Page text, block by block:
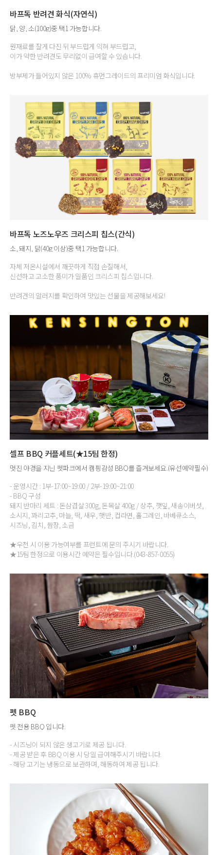
바프독 반려견 화식(자연식)
닭, 양, 소(100g)중 택1 가능합니다.
원재료를 잘게 다진 뒤 부드럽게 익혀 부드럽고,
이가 약한 반려견도 무리없이 급여할 수 있습니다.
방부제가 들어있지 않은 100% 휴먼그레이드의 프리미엄 화식입니다.
바프독 노즈노우즈 크리스피 칩스(간식)
소, 돼지, 닭(40g 이상)중 택1 가능합니다.
자체 저온시설에서 깨끗하게 직접 손질해서,
신선하고 고소한 풍미가 일품인 크리스피 칩스입니다.
반려견의 알러지를 확인하여 맛있는 선물을 제공해보세요!
셀프 BBQ 커플세트(★15팀 한정)
멋진 야경을 지닌 펫파크에서 캠핑감성 BBQ를 즐겨보세요.(유선예약필수)
- 운영시간 : 1부-17:00~19:00 / 2부-19:00~21:00
- BBQ 구성
돼지 반마리 세트 : 돈삼겹살 300g, 돈목살 400g / 상추, 깻잎, 새송이버섯,
소시지, 꽈리고추, 마늘, 떡, 새우, 햇반, 컵라면, 홀그레인, 바베큐소스,
시즈닝, 김치, 쌈장, 소금
★우천 시 이용 가능여부를 프런트에 문의 주시기 바랍니다.
★15팀 한정으로 이용시간 예약은 필수입니다.(043-857-0055)
펫 BBQ
펫 전용 BBQ 입니다.
- 시즈닝이 되지 않은 생고기로 제공 됩니다.
- 제공 받은 후 BBQ 이용 시 당일 급여해주시기 바랍니다.
- 해당 고기는 냉동으로 보관하며, 해동하여 제공 됩니다.